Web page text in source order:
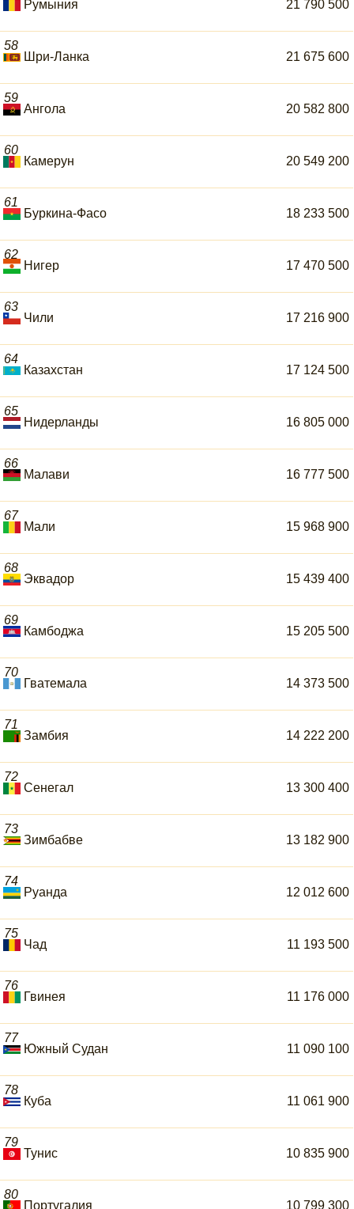
Румыния
21 790 500
58
Шри-Ланка
21 675 600
59
Ангола
20 582 800
60
Камерун
20 549 200
61
Буркина-Фасо
18 233 500
62
Нигер
17 470 500
63
Чили
17 216 900
64
Казахстан
17 124 500
65
Нидерланды
16 805 000
66
Малави
16 777 500
67
Мали
15 968 900
68
Эквадор
15 439 400
69
Камбоджа
15 205 500
70
Гватемала
14 373 500
71
Замбия
14 222 200
72
Сенегал
13 300 400
73
Зимбабве
13 182 900
74
Руанда
12 012 600
75
Чад
11 193 500
76
Гвинея
11 176 000
77
Южный Судан
11 090 100
78
Куба
11 061 900
79
Тунис
10 835 900
80
Португалия
10 799 300